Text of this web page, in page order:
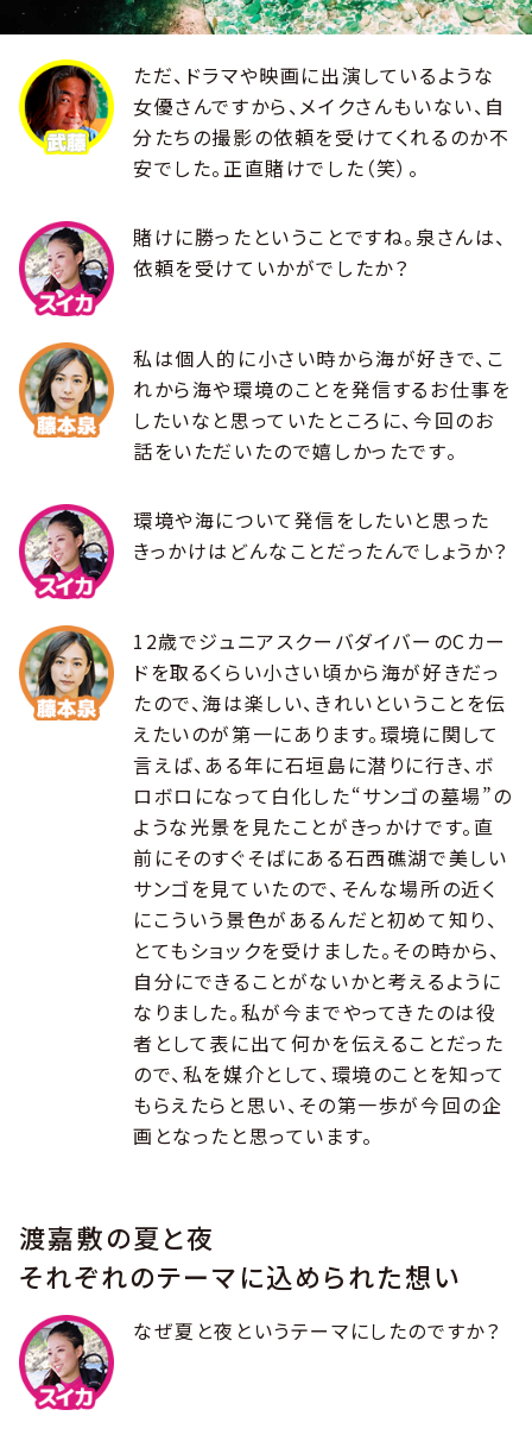
ただ、ドラマや映画に出演しているような
女優さんですから、メイクさんもいない、自
分たちの撮影の依頼を受けてくれるのか不
安でした。正直賭けでした（笑）。
賭けに勝ったということですね。泉さんは、
依頼を受けていかがでしたか？
私は個人的に小さい時から海が好きで、こ
れから海や環境のことを発信するお仕事を
したいなと思っていたところに、今回のお
話をいただいたので嬉しかったです。
環境や海について発信をしたいと思った
きっかけはどんなことだったんでしょうか？
12歳でジュニアスクーバダイバーのCカー
ドを取るくらい小さい頃から海が好きだっ
たので、海は楽しい、きれいということを伝
えたいのが第一にあります。環境に関して
言えば、ある年に石垣島に潜りに行き、ボ
ロボロになって白化した“サンゴの墓場”の
ような光景を見たことがきっかけです。直
前にそのすぐそばにある石西礁湖で美しい
サンゴを見ていたので、そんな場所の近く
にこういう景色があるんだと初めて知り、
とてもショックを受けました。その時から、
自分にできることがないかと考えるように
なりました。私が今までやってきたのは役
者として表に出て何かを伝えることだった
ので、私を媒介として、環境のことを知って
もらえたらと思い、その第一歩が今回の企
画となったと思っています。
渡嘉敷の夏と夜
それぞれのテーマに込められた想い
なぜ夏と夜というテーマにしたのですか？